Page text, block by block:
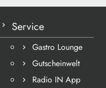
Service
Gastro Lounge
Gutscheinwelt
Radio IN App